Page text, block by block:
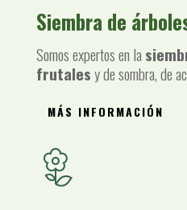
Siembra de
Somos expertos en la
frutalesy de sombra, de
MÁS INFORMACIÓN